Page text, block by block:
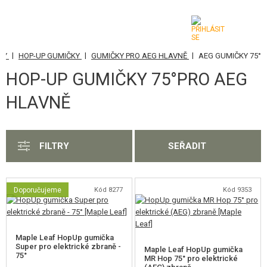
KATEGORIE
AIRSOFTOVÉ ZBRANĚ
GRANÁTOMETY, GRANÁTY
AKUMULÁTORY, NABÍJEČKY
BRÝLE, MASKY
| HOP-UP GUMIČKY | GUMIČKY PRO AEG HLAVNĚ | AEG GUMIČKY 75°
HOP-UP GUMIČKY 75°PRO AEG
HLAVNĚ
FILTRY SEŘADIT
Doporučujeme Kód 8277
Maple Leaf HopUp gumička
Super pro elektrické zbraně -
75°
Kód 9353
Maple Leaf HopUp gumička
MR Hop 75° pro elektrické